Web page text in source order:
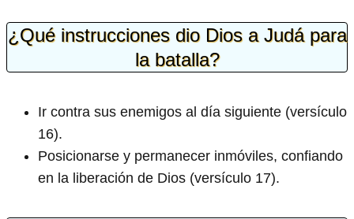
¿Qué instrucciones dio Dios a Judá para
la batalla?
Ir contra sus enemigos al día siguiente (versículo
16).
Posicionarse y permanecer inmóviles, confiando
en la liberación de Dios (versículo 17).